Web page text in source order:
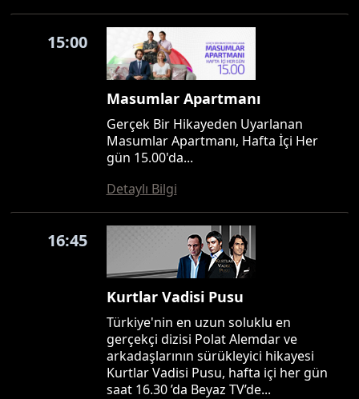
15:00
Masumlar Apartmanı
Gerçek Bir Hikayeden Uyarlanan
Masumlar Apartmanı, Hafta İçi Her
gün 15.00'da...
Detaylı Bilgi
16:45
Kurtlar Vadisi Pusu
Türkiye'nin en uzun soluklu en
gerçekçi dizisi Polat Alemdar ve
arkadaşlarının sürükleyici hikayesi
Kurtlar Vadisi Pusu, hafta içi her gün
saat 16.30 ’da Beyaz TV’de...